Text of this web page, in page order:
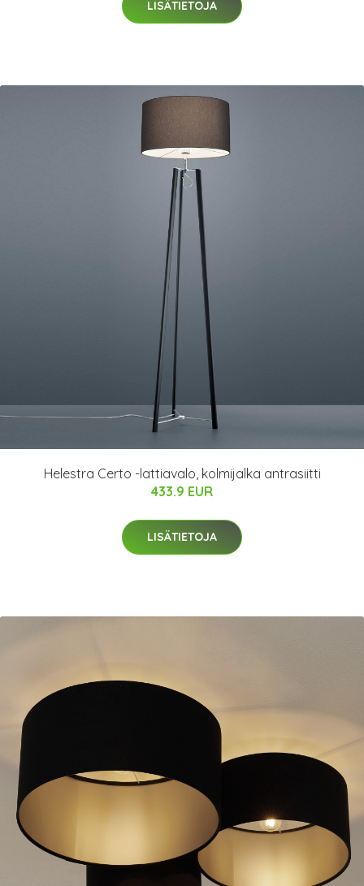
LISÄTIETOJA
Helestra Certo -lattiavalo, kolmijalka antrasiitti
433.9 EUR
LISÄTIETOJA